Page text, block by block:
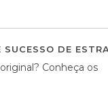
SUCESSO DE
Conheça os